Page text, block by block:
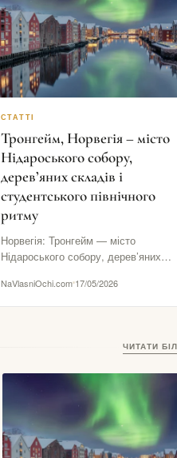
СТАТТІ
Тронгейм, Норвегія – місто
Нідароського собору,
дерев’яних складів і
студентського північного
ритму
Норвегія: Тронгейм — місто
Нідароського собору, дерев’яних
ритму Тронгейм — це Норвегія без
столичного…
NaVlasniOchi.com 17/05/2026
ЧИТАТИ